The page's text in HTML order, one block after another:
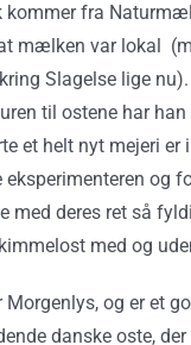
fra
mælken var lokal
Slagelse lige nu).
til ostene har
et helt nyt mejeri er
og
med deres ret så
med og
Morgenlys, og er et
danske oste, der